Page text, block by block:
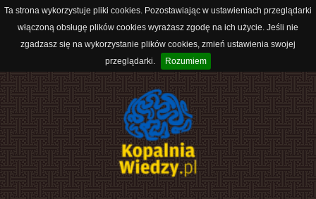
Ta strona wykorzystuje pliki cookies. Pozostawiając w ustawieniach przeglądarki
włączoną obsługę plików cookies wyrażasz zgodę na ich użycie. Jeśli nie
zgadzasz się na wykorzystanie plików cookies, zmień ustawienia swojej
przeglądarki.
Rozumiem